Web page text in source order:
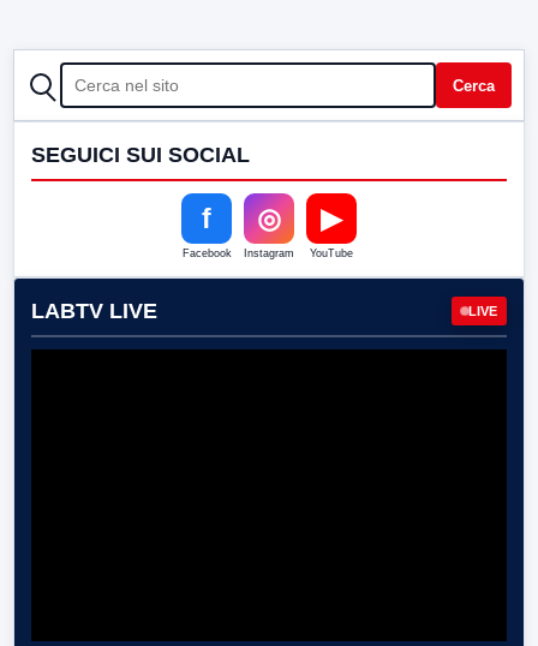
CERCA Cerca
SEGUICI SUI SOCIAL
f
Facebook
◎
Instagram
▶
YouTube
LABTV LIVE LIVE